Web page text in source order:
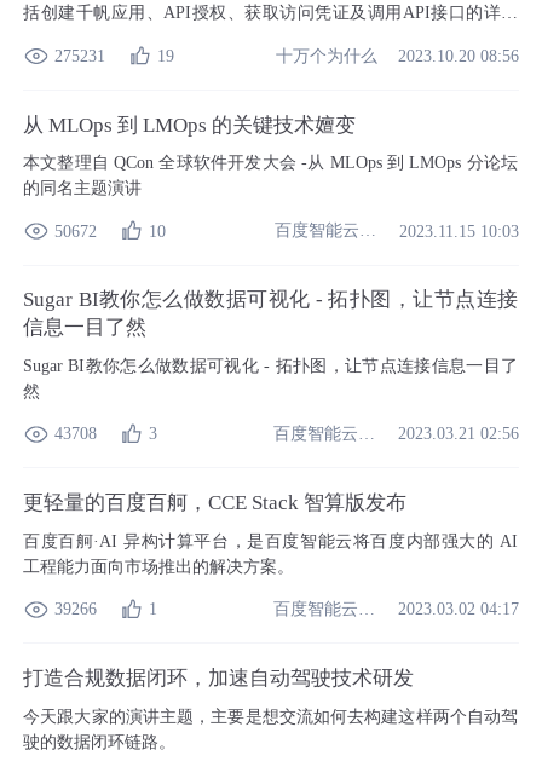
括创建千帆应用、API授权、获取访问凭证及调用API接口的详细
理解与生成能力，通过千帆平台可轻松实现多场景应用。
275231 19 十万个为什么 2023.10.20 08:56
从 MLOps 到 LMOps 的关键技术嬗变
本文整理自 QCon 全球软件开发大会 -从 MLOps 到 LMOps 分论坛
的同名主题演讲
50672 10 百度智能云开发者中心 2023.11.15 10:03
Sugar BI教你怎么做数据可视化 - 拓扑图，让节点连接
信息一目了然
Sugar BI教你怎么做数据可视化 - 拓扑图，让节点连接信息一目了
然
43708 3 百度智能云开发者中心 2023.03.21 02:56
更轻量的百度百舸，CCE Stack 智算版发布
百度百舸·AI 异构计算平台，是百度智能云将百度内部强大的 AI
工程能力面向市场推出的解决方案。
39266 1 2023.03.02 04:17
打造合规数据闭环，加速自动驾驶技术研发
今天跟大家的演讲主题，主要是想交流如何去构建这样两个自动驾
驶的数据闭环链路。